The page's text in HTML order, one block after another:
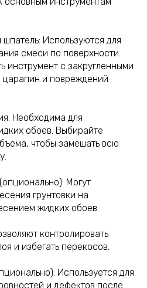
Используются для
смеси по поверхности.
инструмент с закругленными
царапин и повреждений
Необходима для
обоев. Выбирайте
чтобы замешать всю
Могут
грунтовки на
жидких обоев.
контролировать
и избегать перекосов.
Используется для
и дефектов после